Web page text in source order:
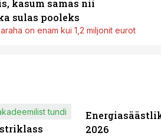
kasum samas nii
sulas pooleks
on enam kui 1,2 miljonit eurot
tundi
2026